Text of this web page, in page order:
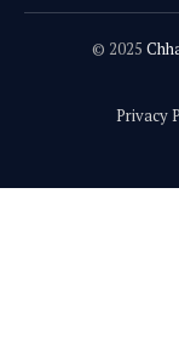
© 2025
Privacy